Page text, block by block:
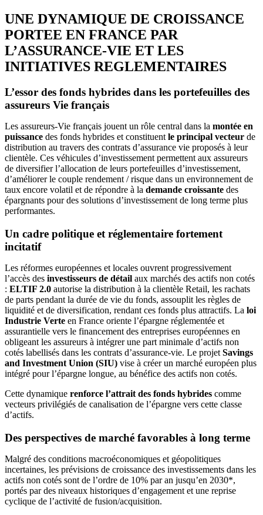
UNE DYNAMIQUE DE CROISSANCE
PORTEE EN FRANCE PAR
L’ASSURANCE-VIE ET LES
INITIATIVES REGLEMENTAIRES
L’essor des fonds hybrides dans les portefeuilles des
assureurs Vie français
Les assureurs-Vie français jouent un rôle central dans la montée en
puissance des fonds hybrides et constituentle principal vecteur de
distribution au travers des contrats d’assurance vie proposés à leur
clientèle. Ces véhicules d’investissement permettent aux assureurs
de diversifier l’allocation de leurs portefeuilles d’investissement,
d’améliorer le couple rendement / risque dans un environnement de
taux encore volatil et de répondre à la demande croissante des
épargnants pour des solutions d’investissement de long terme plus
performantes.
Un cadre politique et réglementaire fortement
incitatif
Les réformes européennes et locales ouvrent progressivement
l’accès des investisseurs de détail aux marchés des actifs non cotés
: ELTIF 2.0 autorise la distribution à la clientèle Retail, les rachats
de parts pendant la durée de vie du fonds, assouplit les règles de
liquidité et de diversification, rendant ces fonds plus attractifs. La loi
Industrie Verte en France oriente l’épargne réglementée et
assurantielle vers le financement des entreprises européennes en
obligeant les assureurs à intégrer une part minimale d’actifs non
cotés labellisés dans les contrats d’assurance-vie. Le projet Savings
and Investment Union (SIU) vise à créer un marché européen plus
intégré pour l’épargne longue, au bénéfice des actifs non cotés.
Cette dynamique renforce l’attrait des fonds hybrides comme
vecteurs privilégiés de canalisation de l’épargne vers cette classe
d’actifs.
Des perspectives de marché favorables à long terme
Malgré des conditions macroéconomiques et géopolitiques
incertaines, les prévisions de croissance des investissements dans les
actifs non cotés sont de l’ordre de 10% par an jusqu’en 2030*,
portés par des niveaux historiques d’engagement et une reprise
cyclique de l’activité de fusion/acquisition.